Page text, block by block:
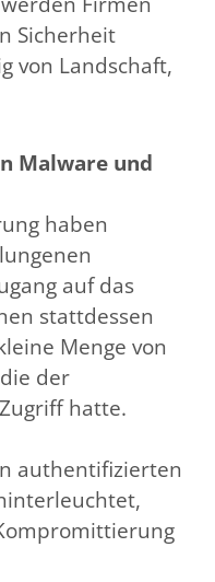
Sicherheit
von Landschaft,
Malware und
haben
auf das
stattdessen
Menge von
der
hatte.
authentifizierten